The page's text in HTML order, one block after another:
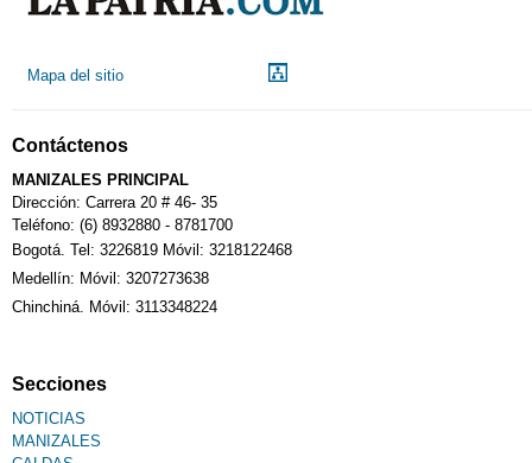
Mapa del sitio
Contáctenos
MANIZALES PRINCIPAL
Dirección: Carrera 20 # 46- 35
Teléfono: (6) 8932880 - 8781700
Bogotá. Tel: 3226819 Móvil: 3218122468
Medellín: Móvil: 3207273638
Chinchiná. Móvil: 3113348224
Secciones
NOTICIAS
MANIZALES